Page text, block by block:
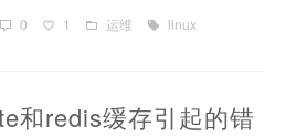
0 1 运维 linux
和redis缓存引起的错